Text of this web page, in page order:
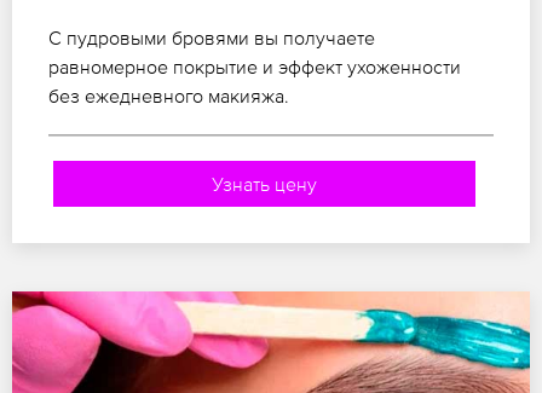
С пудровыми бровями вы получаете
равномерное покрытие и эффект ухоженности
без ежедневного макияжа.
Узнать цену